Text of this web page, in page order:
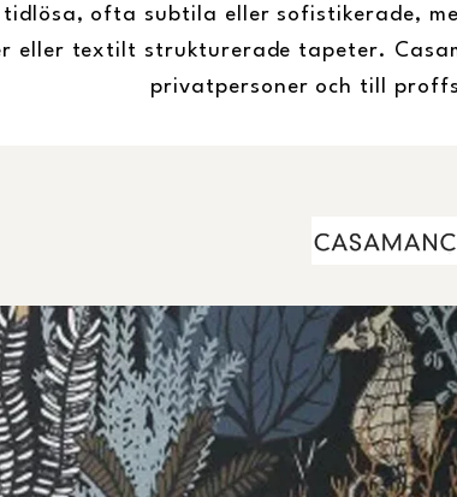
ofta subtila eller sofistikerade,
eller textilt strukturerade tapeter.
privatpersoner och till